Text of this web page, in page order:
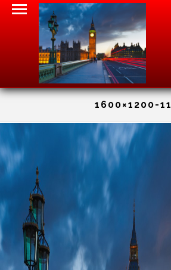
1600×1200-11